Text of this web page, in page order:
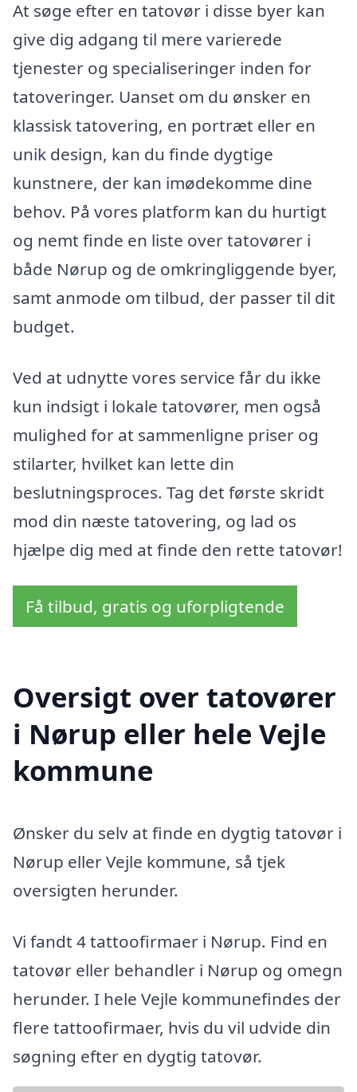
At søge efter en tatovør i disse byer kan
give dig adgang til mere varierede
tjenester og specialiseringer inden for
tatoveringer. Uanset om du ønsker en
klassisk tatovering, en portræt eller en
unik design, kan du finde dygtige
kunstnere, der kan imødekomme dine
behov. På vores platform kan du hurtigt
og nemt finde en liste over tatovører i
både Nørup og de omkringliggende byer,
samt anmode om tilbud, der passer til dit
budget.
Ved at udnytte vores service får du ikke
kun indsigt i lokale tatovører, men også
mulighed for at sammenligne priser og
stilarter, hvilket kan lette din
beslutningsproces. Tag det første skridt
mod din næste tatovering, og lad os
hjælpe dig med at finde den rette tatovør!
Få tilbud, gratis og uforpligtende
Oversigt over tatovører
i Nørup eller hele Vejle
kommune
Ønsker du selv at finde en dygtig tatovør i
Nørup eller Vejle kommune, så tjek
oversigten herunder.
Vi fandt 4 tattoofirmaer i Nørup. Find en
tatovør eller behandler i Nørup og omegn
herunder. I hele Vejle kommunefindes der
flere tattoofirmaer, hvis du vil udvide din
søgning efter en dygtig tatovør.